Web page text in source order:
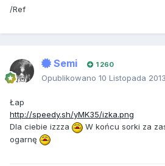
/Ref
Semi 1 260
Opublikowano 10 Listopada 2013
Łap
http://speedy.sh/yMK35/izka.png
Dla ciebie izzza
W końcu sorki za
ogarnę